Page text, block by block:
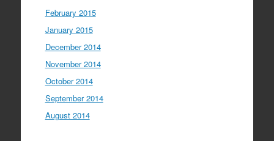
February 2015
January 2015
December 2014
November 2014
October 2014
September 2014
August 2014